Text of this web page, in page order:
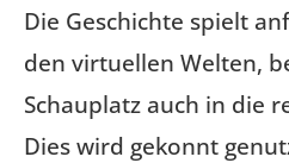
Die Geschichte spielt
den virtuellen Welten,
Schauplatz auch in die
Dies wird gekonnt